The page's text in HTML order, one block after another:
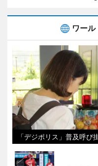
ワー
「デジポリス」普及呼び